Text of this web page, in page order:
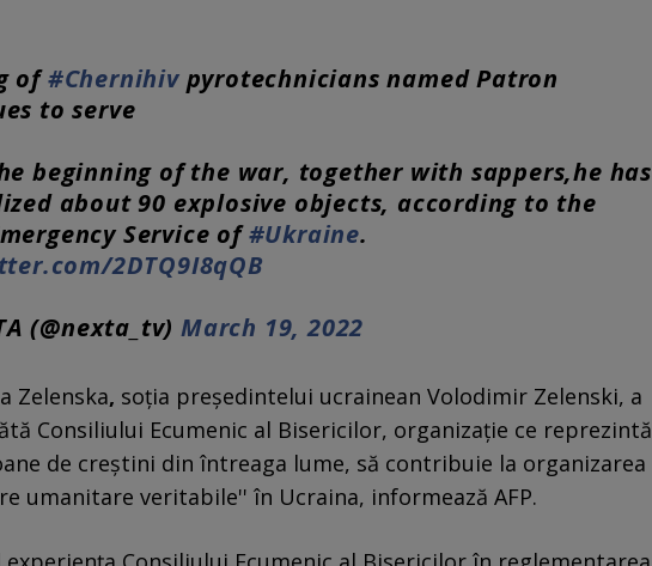
of#Chernihivpyrotechnicians named Patron
to serve
beginning of the war, together with sappers,he has
about 90 explosive objects, according to the
Service of#Ukraine.
2DTQ9I8qQB
(@nexta_tv)March 19, 2022
Zelenska, soţia preşedintelui ucrainean Volodimir Zelenski, a
Consiliului Ecumenic al Bisericilor, organizaţie ce reprezintă
de creştini din întreaga lume, să contribuie la organizarea
umanitare veritabile'' în Ucraina, informează AFP.